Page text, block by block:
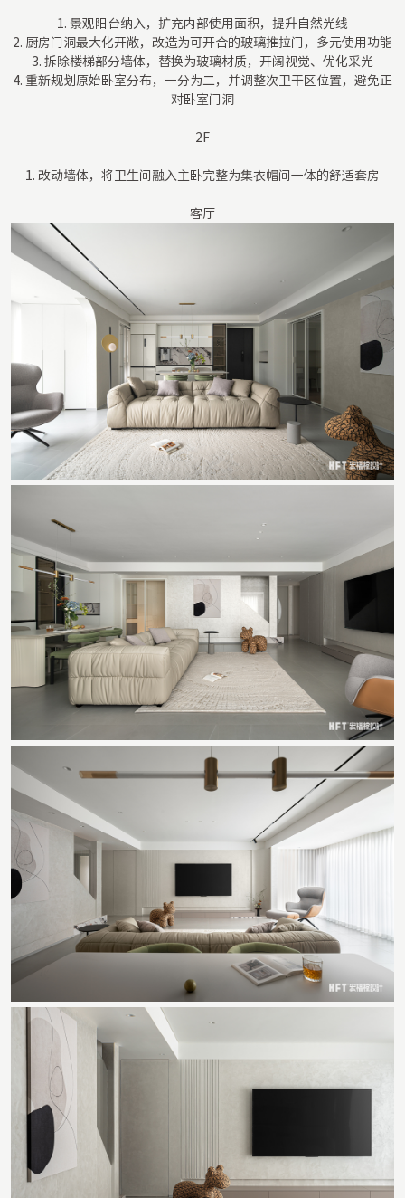
1. 景观阳台纳入，扩充内部使用面积，提升自然光线
2. 厨房门洞最大化开敞，改造为可开合的玻璃推拉门，多元使用功能
3. 拆除楼梯部分墙体，替换为玻璃材质，开阔视觉、优化采光
4. 重新规划原始卧室分布，一分为二，并调整次卫干区位置，避免正
对卧室门洞
2F
1. 改动墙体，将卫生间融入主卧完整为集衣帽间一体的舒适套房
客厅